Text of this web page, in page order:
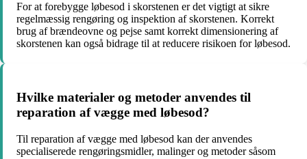
For at forebygge løbesod i skorstenen er det vigtigt at sikre
regelmæssig rengøring og inspektion af skorstenen. Korrekt
brug af brændeovne og pejse samt korrekt dimensionering af
skorstenen kan også bidrage til at reducere risikoen for løbesod.
Hvilke materialer og metoder anvendes til
reparation af vægge med løbesod?
Til reparation af vægge med løbesod kan der anvendes
specialiserede rengøringsmidler, malinger og metoder såsom